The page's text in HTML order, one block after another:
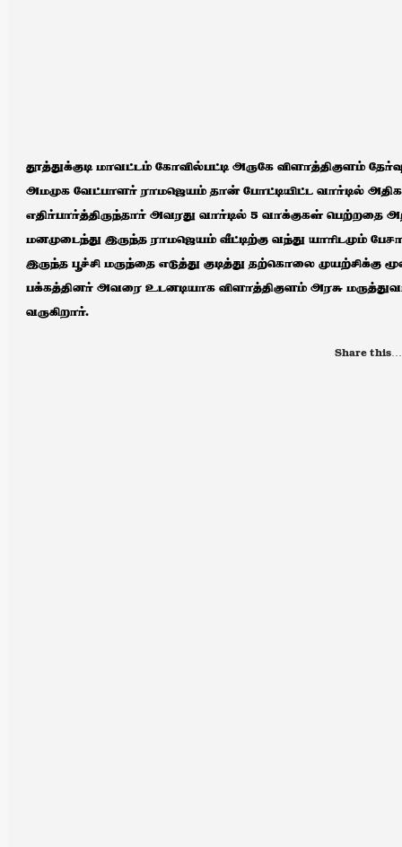
தூத்துக்குடி மாவட்டம் கோவில்பட்டி அருகே விளாத்திகுளம்
அமமுக வேட்பாளர் ராமஜெயம் தான் போட்டியிட்ட வார்டில்
எதிர்பார்த்திருந்தார் அவரது வார்டில் 5 வாக்குகள் பெற்றதை
மனமுடைந்து இருந்த ராமஜெயம் வீட்டிற்கு வந்து யாரிடமும்
இருந்த பூச்சி மருந்தை எடுத்து குடித்து தற்கொலை
பக்கத்தினர் அவரை உடனடியாக விளாத்திகுளம் அரசு
வருகிறார்.
Share this…